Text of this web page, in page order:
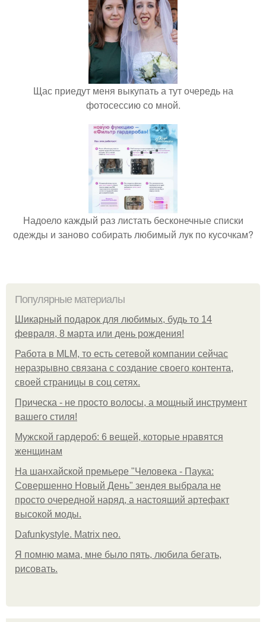
Щас приедут меня выкупать а тут очередь на
фотосессию со мной.
Надоело каждый раз листать бесконечные списки
одежды и заново собирать любимый лук по кусочкам?
Популярные материалы
Шикарный подарок для любимых, будь то 14
февраля, 8 марта или день рождения!
Работа в MLM, то есть сетевой компании сейчас
неразрывно связана с создание своего контента,
своей страницы в соц сетях.
Прическа - не просто волосы, а мощный инструмент
вашего стиля!
Мужской гардероб: 6 вещей, которые нравятся
женщинам
На шанхайской премьере "Человека - Паука:
Совершенно Новый День" зендея выбрала не
просто очередной наряд, а настоящий артефакт
высокой моды.
Dafunkystyle. Matrix neo.
Я помню мама, мне было пять, любила бегать,
рисовать.